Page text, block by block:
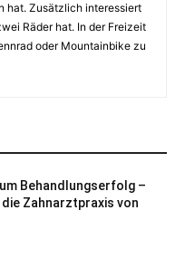
hat. Zusätzlich interessiert
Räder hat. In der Freizeit
oder Mountainbike zu
Behandlungserfolg –
Zahnarztpraxis von